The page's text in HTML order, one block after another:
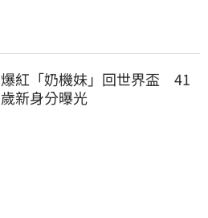
爆紅「奶機妹」回世界盃　41
歲新身分曝光